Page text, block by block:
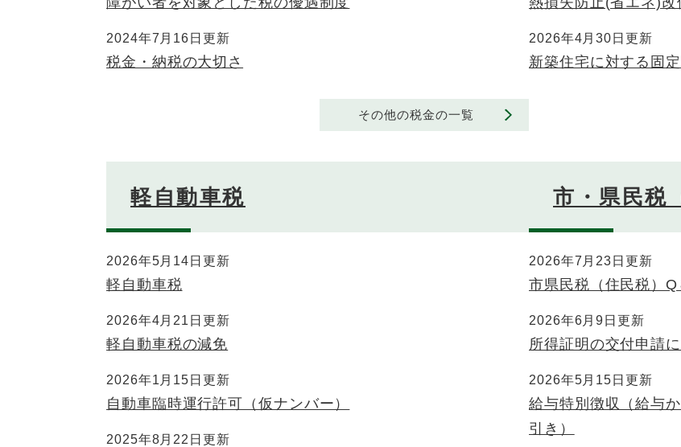
2024年7月16日更新
税金・納税の大切さ
その他の税金の一覧
2026年4月30日更新
新築住宅に対する固
軽自動車税
2026年5月14日更新
軽自動車税
2026年4月21日更新
軽自動車税の減免
2026年1月15日更新
自動車臨時運行許可（仮ナンバー）
2025年8月22日更新
市・県民税
2026年7月23日更新
市県民税（住民税）Q
2026年6月9日更新
所得証明の交付申請
2026年5月15日更新
給与特別徴収（給与
引き）